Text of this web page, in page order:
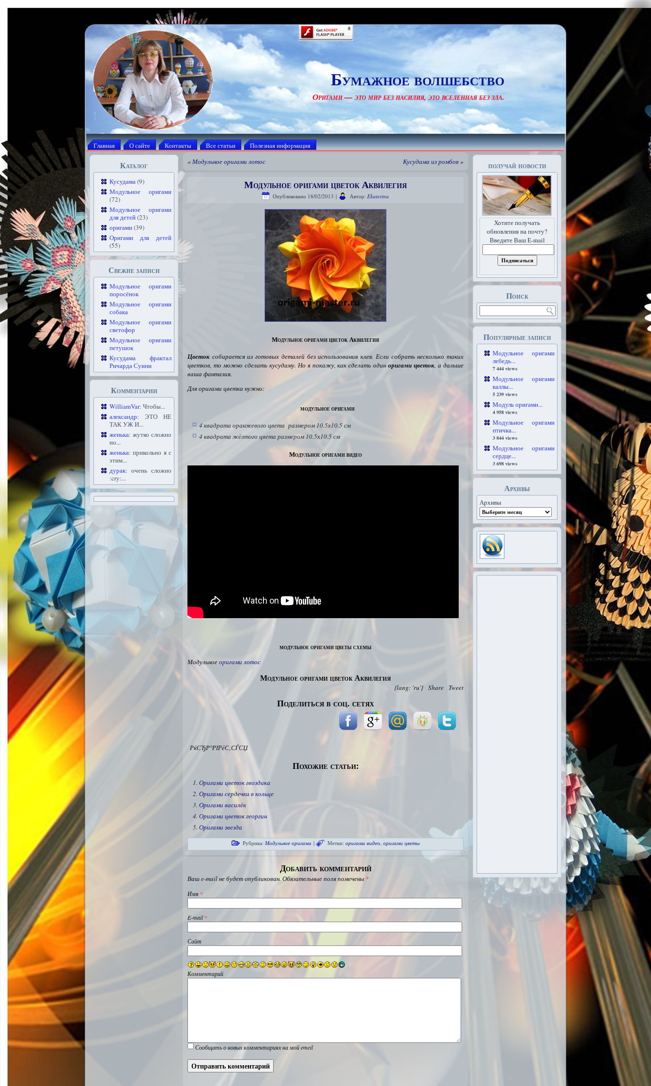
Бумажное волшебство
Оригами — это мир без насилия, это вселенная без зла.
Главная О сайте Контакты Все статьи Полезная информация
Каталог
Кусудама(9)
Модульное оригами
(72)
Модульное оригами
для детей(23)
оригами(39)
Оригами для детей
(55)
Свежие записи
Модульное оригами
поросёнок
Модульное оригами
собака
Модульное оригами
светофор
Модульное оригами
петушок
Кусудама фрактал
Ричарда Суини
Комментарии
WilliamVar: Чтобы...
александр: ЭТО НЕ
ТАК УЖ И...
женька: жутко сложно
но...
женька: прикольно я с
этим...
дурак: очень сложно
:cry:...
«Модульное оригами лотос Кусудама из ромбов»
Модульное оригами цветок Аквилегия
Опубликовано 18/02/2013 | Автор: Ekaterina
Модульное оригами цветок Аквилегия
Цветок собирается из готовых деталей без использования клея. Если собрать несколько таких
цветков, то можно сделать кусудаму. Но я покажу, как сделать одиноригами цветок, а дальше
ваша фантазия.
Для оригами цветка нужно:
модульное оригами
4 квадрата оранжевого цвета размером 10.5х10.5 см
4 квадрата жёлтого цвета размером 10.5х10.5 см
Модульное оригами видео
модульное оригами цветы схемы
Модульноеоригами лотос
Модульное оригами цветок Аквилегия
Tweet
Share
{lang: 'ru'}
Поделиться в соц. сетях
РќСЂР°РІРёС‚СЃСЏ
Похожие статьи:
Оригами цветок гвоздика
Оригами сердечки в кольце
Оригами василёк
Оригами цветок георгин
Оригами звезда
Рубрика: Модульное оригами | Метки: оригами видео, оригами цветы
Добавить комментарий
Ваш e-mail не будет опубликован. Обязательные поля помечены *
Имя *
E-mail*
Сайт
Комментарий
Сообщать о новых комментариях на мой emeil
получай новости
Хотите получать
обновления на почту?
Введите Ваш E-mail
Поиск
Популярные записи
Модульное оригами
лебедь...
7 444 views
Модульное оригами
каллы...
5 239 views
Модуль оригами...
4 958 views
Модульное оригами
птичка...
3 844 views
Модульное оригами
сердце...
3 698 views
Архивы
Архивы